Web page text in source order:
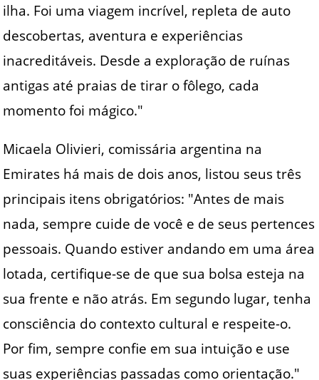
ilha. Foi uma viagem incrível, repleta de auto
descobertas, aventura e experiências
inacreditáveis. Desde a exploração de ruínas
antigas até praias de tirar o fôlego, cada
momento foi mágico."
Micaela Olivieri, comissária argentina na
Emirates há mais de dois anos, listou seus três
principais itens obrigatórios: "Antes de mais
nada, sempre cuide de você e de seus pertences
pessoais. Quando estiver andando em uma área
lotada, certifique-se de que sua bolsa esteja na
sua frente e não atrás. Em segundo lugar, tenha
consciência do contexto cultural e respeite-o.
Por fim, sempre confie em sua intuição e use
suas experiências passadas como orientação."